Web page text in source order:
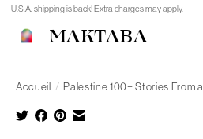
U.S.A. shipping is back! Extra charges may apply.
MAKTABA
Accueil / Palestine 100+ Stories From